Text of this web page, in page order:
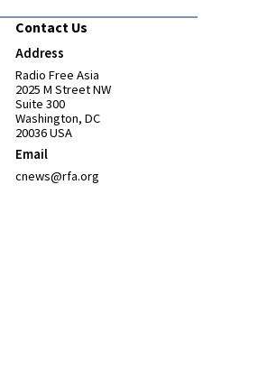
Contact Us
Address
Radio Free Asia
2025 M Street NW
Suite 300
Washington, DC
20036 USA
Email
cnews@rfa.org